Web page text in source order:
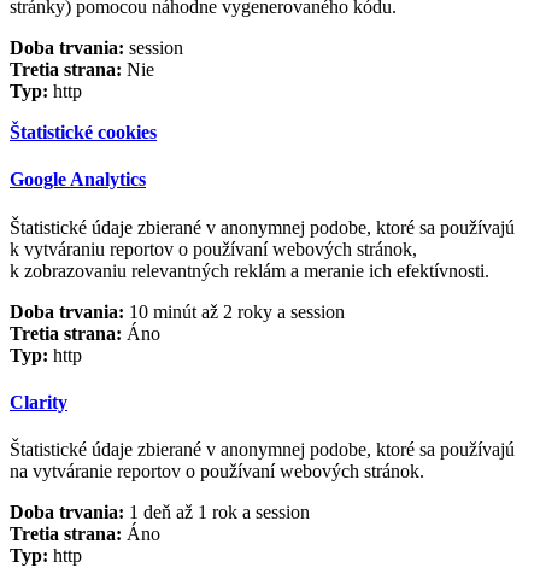
stránky) pomocou náhodne vygenerovaného kódu.
Doba trvania: session
Tretia strana: Nie
Typ: http
Štatistické cookies
Google Analytics
Štatistické údaje zbierané v anonymnej podobe, ktoré sa používajú
k vytváraniu reportov o používaní webových stránok,
k zobrazovaniu relevantných reklám a meranie ich efektívnosti.
Doba trvania: 10 minút až 2 roky a session
Tretia strana: Áno
Typ: http
Clarity
Štatistické údaje zbierané v anonymnej podobe, ktoré sa používajú
na vytváranie reportov o používaní webových stránok.
Doba trvania: 1 deň až 1 rok a session
Tretia strana: Áno
Typ: http